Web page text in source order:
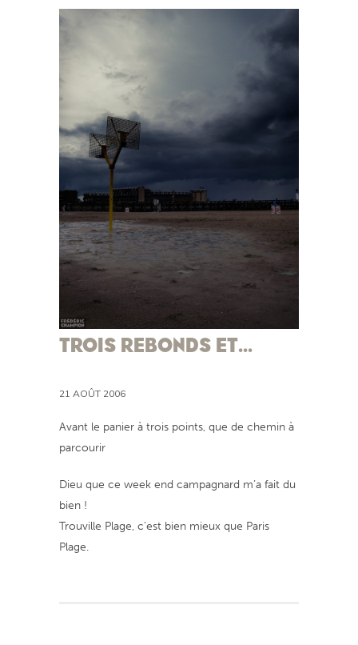
TROIS REBONDS ET…
21 AOÛT 2006
Avant le panier à trois points, que de chemin à
parcourir
Dieu que ce week end campagnard m’a fait du
bien !
Trouville Plage, c’est bien mieux que Paris
Plage.